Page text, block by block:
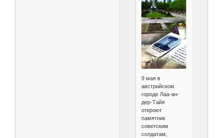
9 мая в
австрийском
городе Лаа-ан-
дер-Тайя
откроют
памятник
советским
солдатам,